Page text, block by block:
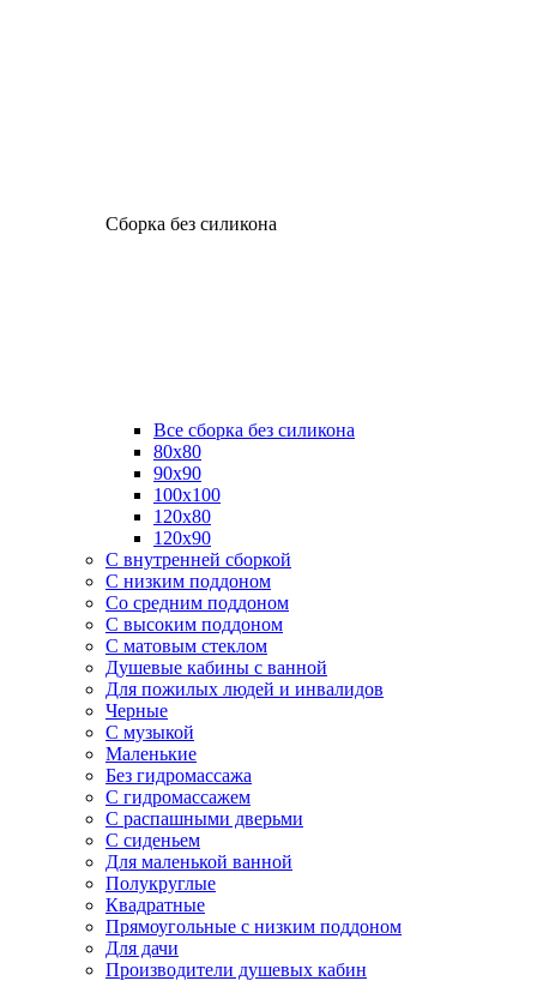
Сборка без силикона
Все сборка без силикона
80х80
90х90
100х100
120х80
120х90
С внутренней сборкой
C низким поддоном
Со средним поддоном
С высоким поддоном
С матовым стеклом
Душевые кабины с ванной
Для пожилых людей и инвалидов
Черные
С музыкой
Маленькие
Без гидромассажа
С гидромассажем
С распашными дверьми
С сиденьем
Для маленькой ванной
Полукруглые
Квадратные
Прямоугольные с низким поддоном
Для дачи
Производители душевых кабин